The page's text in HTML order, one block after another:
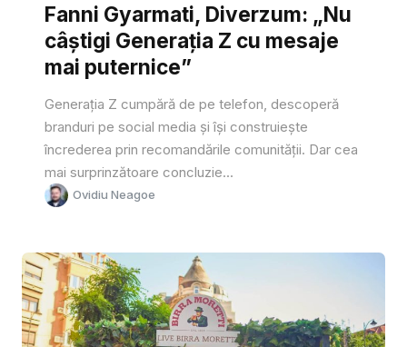
Fanni Gyarmati, Diverzum: „Nu
câștigi Generația Z cu mesaje
mai puternice”
Generația Z cumpără de pe telefon, descoperă
branduri pe social media și își construiește
încrederea prin recomandările comunității. Dar cea
mai surprinzătoare concluzie...
Ovidiu Neagoe